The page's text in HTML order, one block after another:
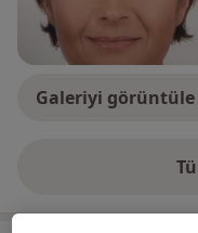
Galeriyi görüntüle